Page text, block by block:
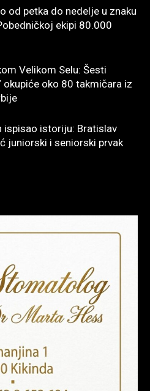
od petka do nedelje u znaku
ekipi 80.000
Velikom Selu: Šesti
okupiće oko 80 takmičara iz
ispisao istoriju: Bratislav
juniorski i seniorski prvak